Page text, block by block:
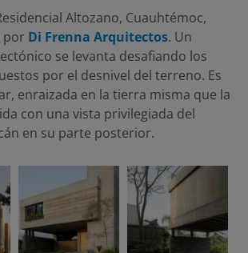
Altozano, Cuauhtémoc,
por Di Frenna Arquitectos. Un
se levanta desafiando los
por el desnivel del terreno. Es
enraizada en la tierra misma que la
con una vista privilegiada del
en su parte posterior.